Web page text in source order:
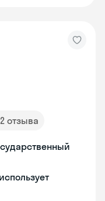
2 отзыва